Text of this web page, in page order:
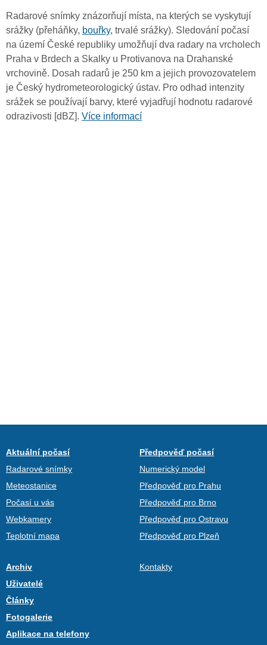
Radarové snímky znázorňují místa, na kterých se vyskytují
srážky (přeháňky, bouřky, trvalé srážky). Sledování počasí
na území České republiky umožňují dva radary na vrcholech
Praha v Brdech a Skalky u Protivanova na Drahanské
vrchovině. Dosah radarů je 250 km a jejich provozovatelem
je Český hydrometeorologický ústav. Pro odhad intenzity
srážek se používají barvy, které vyjadřují hodnotu radarové
odrazivosti [dBZ]. Více informací
Aktuální počasí
Radarové snímky
Meteostanice
Počasí u vás
Webkamery
Teplotní mapa
Předpověď počasí
Numerický model
Předpověď pro Prahu
Předpověď pro Brno
Předpověď pro Ostravu
Předpověď pro Plzeň
Archiv
Uživatelé
Články
Fotogalerie
Aplikace na telefony
Kontakty